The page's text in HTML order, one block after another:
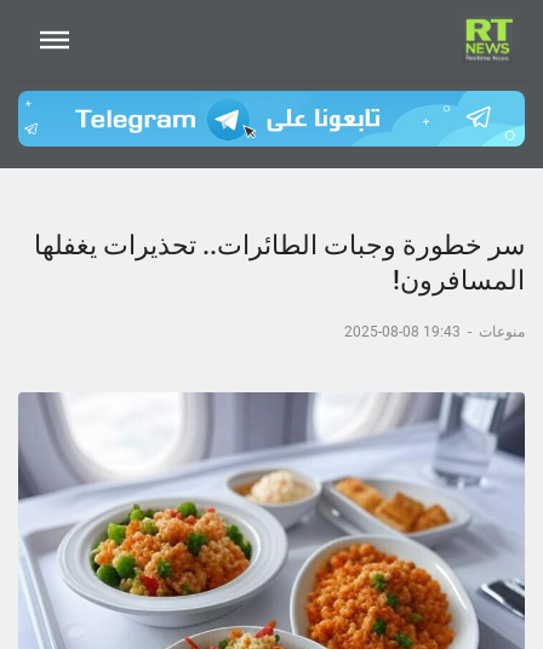
سر خطورة وجبات الطائرات.. تحذيرات يغفلها
المسافرون!
منوعات -
19:43 08-08-2025